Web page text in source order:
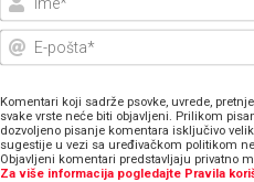
Komentari koji sadrže psovke, uvrede,
svake vrste neće biti objavljeni. Prilikom
dozvoljeno pisanje komentara isključivo
sugestije u vezi sa uređivačkom politikom
Objavljeni komentari predstavljaju privatno
Za više informacija pogledajte Pravila